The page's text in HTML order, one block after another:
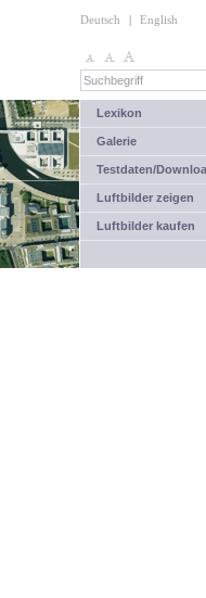
Deutsch | English
Lexikon
Galerie
Testdaten/
Luftbilder zeigen
Luftbilder kaufen